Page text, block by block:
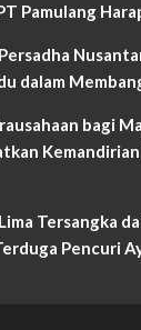
Pamulang
dalam
bagi
Kemandirian
Tersangka
Pencuri